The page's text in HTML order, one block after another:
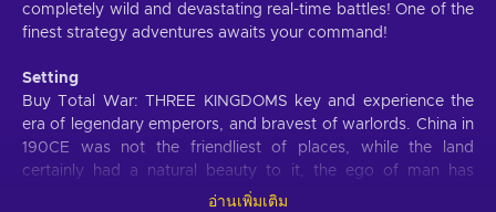
completely wild and devastating real-time battles! One of the
finest strategy adventures awaits your command!
Setting
Buy Total War: THREE KINGDOMS key and experience the
era of legendary emperors, and bravest of warlords. China in
190CE was not the friendliest of places, while the land
certainly had a natural beauty to it, the ego of man has
devastated and fractured it to pieces. A call for a new
อ่านเพิ่มเติม